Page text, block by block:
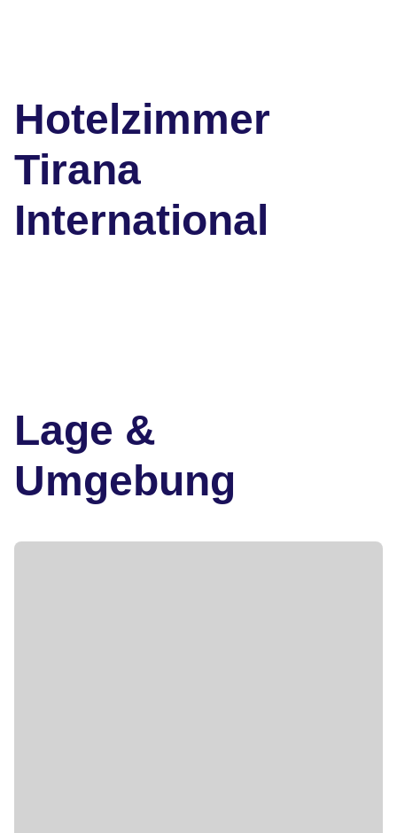
Hotelzimmer
Tirana
International
Lage &
Umgebung